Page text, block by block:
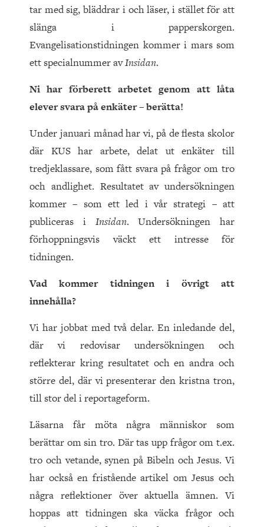
tar med sig, bläddrar i och läser, i stället för att
slänga i papperskorgen.
Evangelisationstidningen kommer i mars som
ett specialnummer avInsidan.
Ni har förberett arbetet genom att låta
elever svara på enkäter – berätta!
Under januari månad har vi, på de flesta skolor
där KUS har arbete, delat ut enkäter till
tredjeklassare, som fått svara på frågor om tro
och andlighet. Resultatet av undersökningen
kommer – som ett led i vår strategi – att
publiceras i Insidan. Undersökningen har
förhoppningsvis väckt ett intresse för
tidningen.
Vad kommer tidningen i övrigt att
innehålla?
Vi har jobbat med två delar. En inledande del,
där vi redovisar undersökningen och
reflekterar kring resultatet och en andra och
större del, där vi presenterar den kristna tron,
till stor del i reportageform.
Läsarna får möta några människor som
berättar om sin tro. Där tas upp frågor om t.ex.
tro och vetande, synen på Bibeln och Jesus. Vi
har också en fristående artikel om Jesus och
några reflektioner över aktuella ämnen. Vi
hoppas att tidningen ska väcka frågor och